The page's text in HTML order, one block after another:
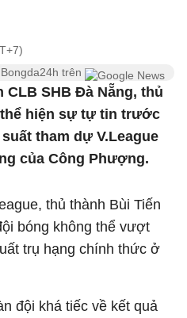
trên
SHB Đà Nẵng, thủ
hiện sự tự tin trước
tham dự V.League
của Công Phượng.
thủ thành Bùi Tiến
bóng không thể vượt
trụ hạng chính thức ở
đội khá tiếc về kết quả